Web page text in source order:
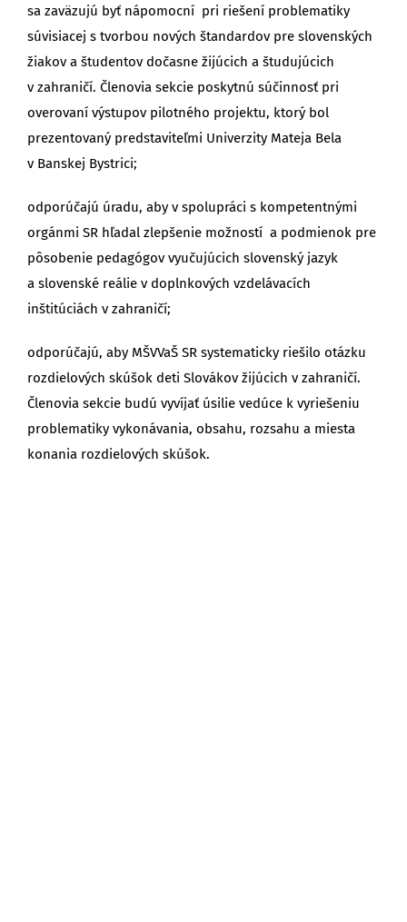
sa zaväzujú byť nápomocní pri riešení problematiky
súvisiacej s tvorbou nových štandardov pre slovenských
žiakov a študentov dočasne žijúcich a študujúcich
v zahraničí. Členovia sekcie poskytnú súčinnosť pri
overovaní výstupov pilotného projektu, ktorý bol
prezentovaný predstaviteľmi Univerzity Mateja Bela
v Banskej Bystrici;
odporúčajú úradu, aby v spolupráci s kompetentnými
orgánmi SR hľadal zlepšenie možností a podmienok pre
pôsobenie pedagógov vyučujúcich slovenský jazyk
a slovenské reálie v doplnkových vzdelávacích
inštitúciách v zahraničí;
odporúčajú, aby MŠVVaŠ SR systematicky riešilo otázku
rozdielových skúšok deti Slovákov žijúcich v zahraničí.
Členovia sekcie budú vyvíjať úsilie vedúce k vyriešeniu
problematiky vykonávania, obsahu, rozsahu a miesta
konania rozdielových skúšok.